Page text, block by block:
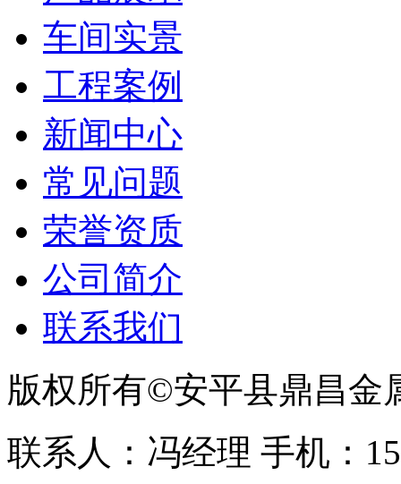
车间实景
工程案例
新闻中心
常见问题
荣誉资质
公司简介
联系我们
版权所有©安平县鼎昌金
联系人：冯经理 手机：